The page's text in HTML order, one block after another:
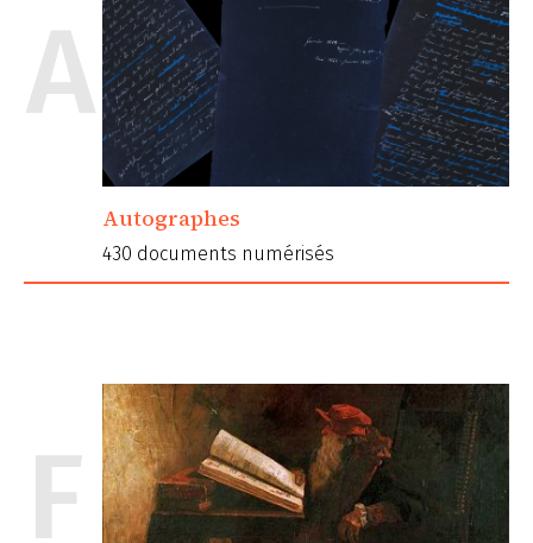
A
Autographes
430 documents numérisés
F